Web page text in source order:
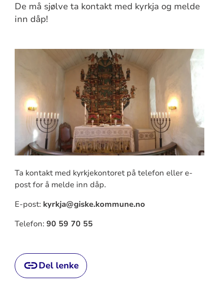
De må sjølve ta kontakt med kyrkja og melde
inn dåp!
Ta kontakt med kyrkjekontoret på telefon eller e-
post for å melde inn dåp.
E-post: kyrkja@giske.kommune.no
Telefon: 90 59 70 55
Del lenke